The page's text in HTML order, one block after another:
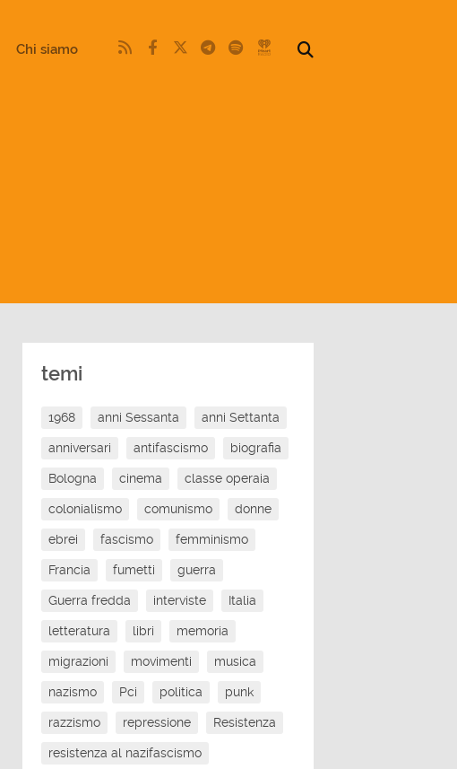
Chi siamo
temi
1968 anni Sessanta anni Settanta
anniversari antifascismo biografia
Bologna cinema classe operaia
colonialismo comunismo donne
ebrei fascismo femminismo
Francia fumetti guerra
Guerra fredda interviste Italia
letteratura libri memoria
migrazioni movimenti musica
nazismo Pci politica punk
razzismo repressione Resistenza
resistenza al nazifascismo